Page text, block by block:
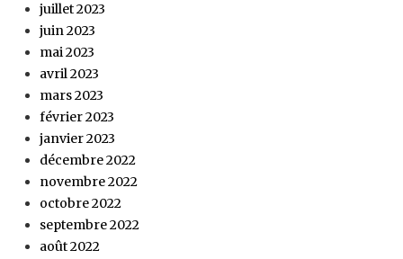
juillet 2023
juin 2023
mai 2023
avril 2023
mars 2023
février 2023
janvier 2023
décembre 2022
novembre 2022
octobre 2022
septembre 2022
août 2022